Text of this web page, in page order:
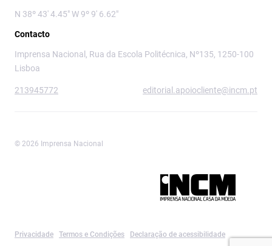
N 38º 43' 4.45" W 9º 9' 6.62"
Contacto
Imprensa Nacional, Rua da Escola Politécnica, Nº135, 1250-100
Lisboa
213945772 editorial.apoiocliente@incm.pt
© 2026 Imprensa Nacional
Privacidade Termos e Condições Declaração de acessibilidade